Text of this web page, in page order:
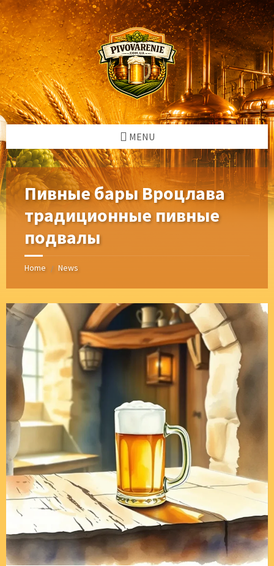
Skip
to
content
Skip
to
left
sidebar
Skip
to
right
sidebar
Skip
to
footer
MENU
Пивные бары Вроцлава
традиционные пивные
подвалы
Home / News